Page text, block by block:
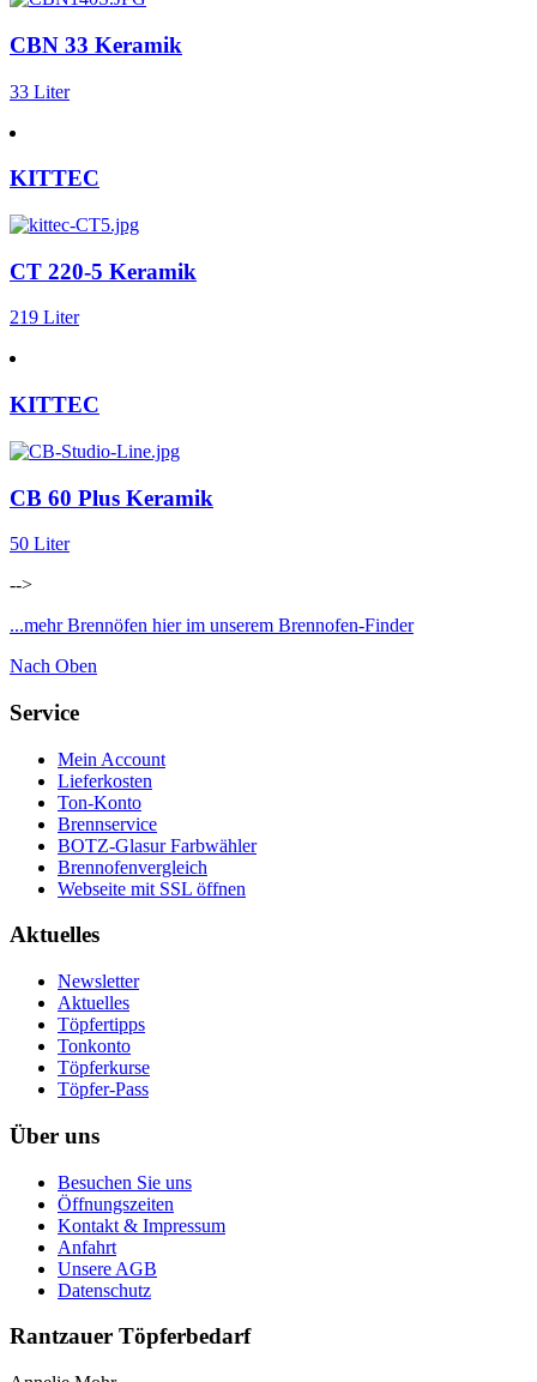
CBN 33 Keramik
33 Liter
KITTEC
CT 220-5 Keramik
219 Liter
KITTEC
CB 60 Plus Keramik
50 Liter
-->
...mehr Brennöfen hier im unserem Brennofen-Finder
Nach Oben
Service
Mein Account
Lieferkosten
Ton-Konto
Brennservice
BOTZ-Glasur Farbwähler
Brennofenvergleich
Webseite mit SSL öffnen
Aktuelles
Newsletter
Aktuelles
Töpfertipps
Tonkonto
Töpferkurse
Töpfer-Pass
Über uns
Besuchen Sie uns
Öffnungszeiten
Kontakt & Impressum
Anfahrt
Unsere AGB
Datenschutz
Rantzauer Töpferbedarf